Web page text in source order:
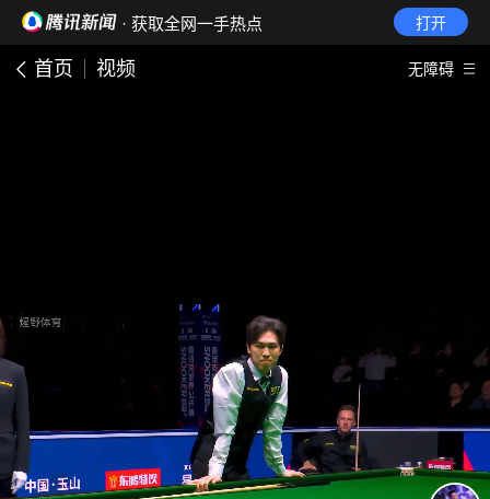
· 获取全网一手热点 打开
首页 视频 无障碍